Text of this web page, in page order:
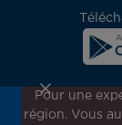
Inscrivez-vous
Pour une
région. Vous